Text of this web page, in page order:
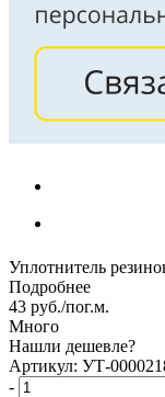
Уплотнитель
Подробнее
43 руб./пог.м.
Много
Нашли дешевле?
Артикул: УТ-
-